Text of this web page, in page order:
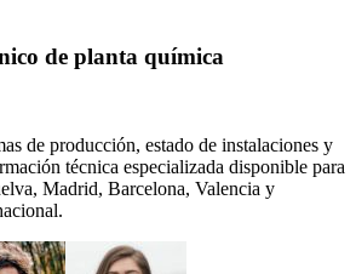
de planta química
de producción, estado de instalaciones y
técnica especializada disponible para
Madrid, Barcelona, Valencia y